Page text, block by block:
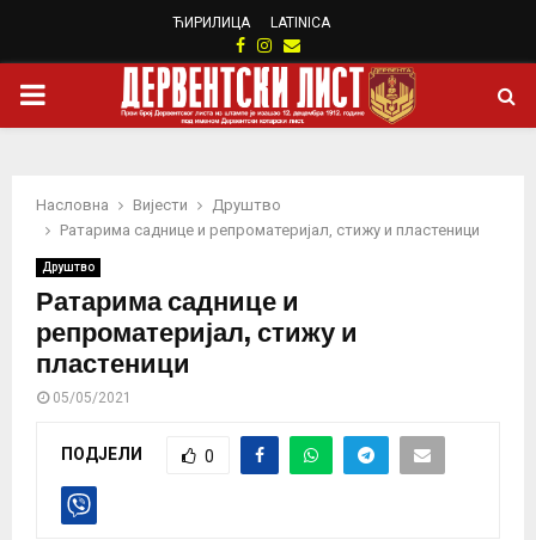
ЋИРИЛИЦА LATINICA
Facebook
Instagram
Email
PRIMARY
Насловна Вијести
Друштво
Ратарима саднице и репроматеријал, стижу и пластеници
Друштво
Ратарима саднице и
репроматеријал, стижу и
пластеници
05/05/2021
ПОДЈЕЛИ 0